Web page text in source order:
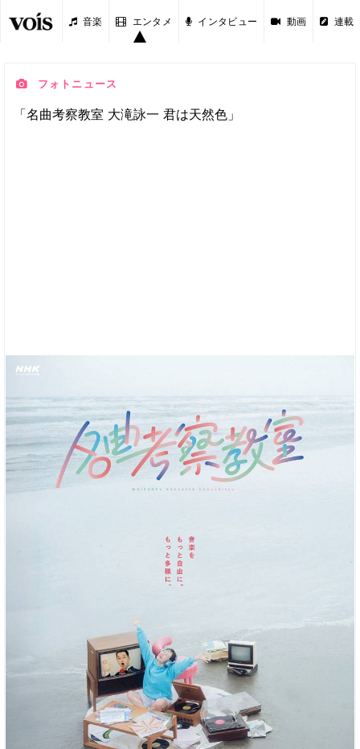
音楽 エンタメ インタビュー 動画 連載
フォトニュース
「名曲考察教室 大滝詠一 君は天然色」